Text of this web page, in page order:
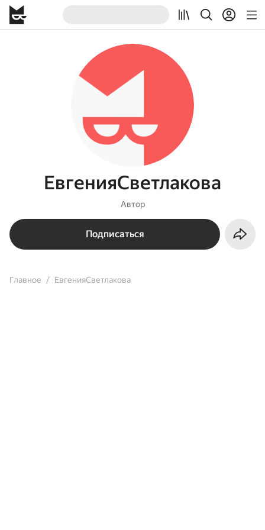
ЕвгенияСветлакова
Автор
Подписаться
Главное ЕвгенияСветлакова